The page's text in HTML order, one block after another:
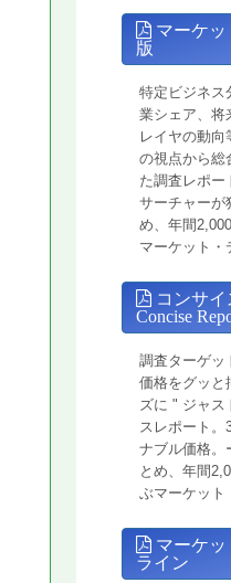
マーケッ
版
特定ビジネス
業シェア、将
レイヤの動向
の視点から総
た調査レポー
サーチャーが
め、年間
マーケット・
コンサイ
Concise
調査ターゲッ
価格をグッと
ズに " ジャス
スレポート。
ナブル価格。
とめ、年間
ぶマーケット
マーケッ
ライン